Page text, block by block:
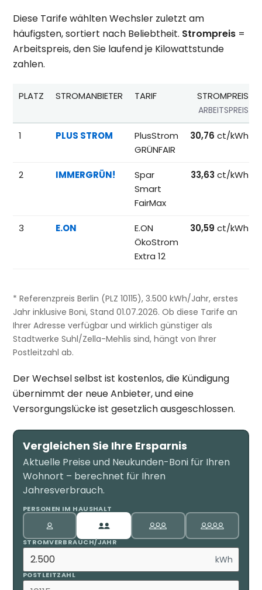
Diese Tarife wählten Wechsler zuletzt am
häufigsten, sortiert nach Beliebtheit. Strompreis =
Arbeitspreis, den Sie laufend je Kilowattstunde
zahlen.
Beliebteste Tarife beim Anbieterwechsel;
PLATZ STROMANBIETER TARIF STROMPREIS
ARBEITSPREIS
1 PLUS STROM
PlusStrom
GRÜNFAIR
30,76 ct/kWh
2 IMMERGRÜN!
Spar
Smart
FairMax
33,63 ct/kWh
3 E.ON
E.ON
ÖkoStrom
Extra 12
30,59 ct/kWh
* Referenzpreis Berlin (PLZ 10115), 3.500 kWh/Jahr, erstes
Jahr inklusive Boni, Stand 01.07.2026. Ob diese Tarife an
Ihrer Adresse verfügbar und wirklich günstiger als
Stadtwerke Suhl/Zella-Mehlis sind, hängt von Ihrer
Postleitzahl ab.
Der Wechsel selbst ist kostenlos, die Kündigung
übernimmt der neue Anbieter, und eine
Versorgungslücke ist gesetzlich ausgeschlossen.
Vergleichen Sie Ihre Ersparnis
Aktuelle Preise und Neukunden-Boni für Ihren
Wohnort – berechnet für Ihren
Jahresverbrauch.
PERSONEN IM HAUSHALT
STROMVERBRAUCH/JAHR
kWh
POSTLEITZAHL